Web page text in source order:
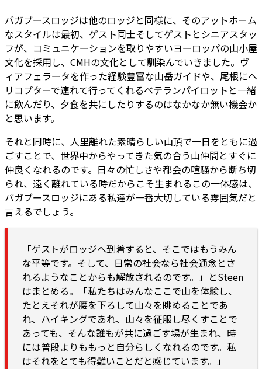
バガブースロッジは他のロッジと同様に、そのアットホーム
なスタイルは最初、ゲスト同士そしてゲストとシニアスタッ
フが、コミュニケーションを取りやすいヨーロッパの山小屋
文化を採用し、CMHの文化として馴染んでいきました。ヴ
ィアフェラータを作った経験豊富な山岳ガイドや、尾根にヘ
リコプターで連れて行ってくれるベテランパイロットと一緒
に飲んだり、夕食を共にしたりするのはなかなか無い機会か
と思います。
それと同時に、人里離れた素晴らしい山頂で一日をともに過
ごすことで、世界中からやってきた気の合う山仲間とすぐに
仲良くなれるのです。日々の忙しさや都会の喧騒から断ち切
られ、遠く離れている時だからこそ生まれるこの一体感は、
バガブースロッジにある私達が一番大切している雰囲気だと
言えるでしょう。
「ゲストがロッジへ到着すると、そこではもうみん
な平等です。そして、日常の社会なら社会通念とさ
れるようなことからも解放されるのです。」とSteen
はまとめる。「私たちはみんなここで山を体験し、
たとえそれが腰を下ろして山々を眺めることであ
れ、ハイキングであれ、山々を征服し尽くすことで
あっても、そんな誰もが共に過ごす場が生まれ、時
には普段よりももっと自分らしくなれるのです。私
はそれをとても得難いことだと感じています。」